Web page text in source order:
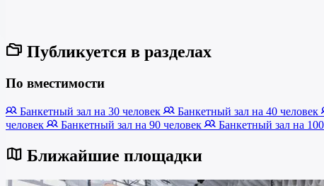
Публикуется в разделах
По вместимости
Банкетный зал на 30 человек Банкетный зал на 40 человек
человек
Банкетный зал на 90 человек Банкетный зал на
Ближайшие площадки